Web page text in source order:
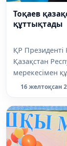
Тоқаев
құттықтады
ҚР
Қазақстан
мерекесімен
16 желтоқсан